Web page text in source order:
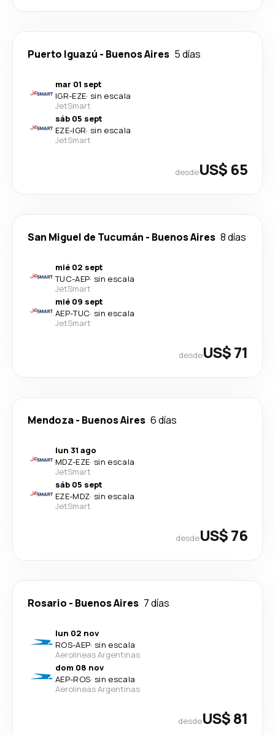
Puerto Iguazú - Buenos Aires 5 días
mar 01 sept
IGR-EZE· sin escala
JetSmart
sáb 05 sept
EZE-IGR· sin escala
JetSmart
desdeUS$ 65
San Miguel de Tucumán - Buenos Aires 8 días
mié 02 sept
TUC-AEP· sin escala
JetSmart
mié 09 sept
AEP-TUC· sin escala
JetSmart
desdeUS$ 71
Mendoza- Buenos Aires 6 días
lun 31 ago
MDZ-EZE· sin escala
JetSmart
sáb 05 sept
EZE-MDZ· sin escala
JetSmart
desdeUS$ 76
Rosario - Buenos Aires 7 días
lun 02 nov
ROS-AEP· sin escala
Aerolineas Argentinas
dom 08 nov
AEP-ROS· sin escala
Aerolineas Argentinas
desdeUS$ 81